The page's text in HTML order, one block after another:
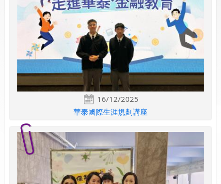
16/12/2025
華泰國際生涯規劃講座